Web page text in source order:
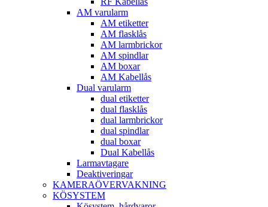
AM varularm
AM etiketter
AM flasklås
AM larmbrickor
AM spindlar
AM boxar
AM Kabellås
Dual varularm
dual etiketter
dual flasklås
dual larmbrickor
dual spindlar
dual boxar
Dual Kabellås
Larmavtagare
Deaktiveringar
KAMERAÖVERVAKNING
KÖSYSTEM